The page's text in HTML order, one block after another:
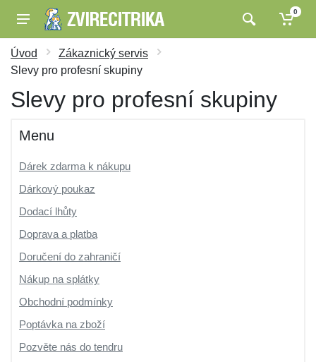
0
Úvod
Zákaznický servis
Slevy pro profesní skupiny
Slevy pro profesní skupiny
Menu
Dárek zdarma k nákupu
Dárkový poukaz
Dodací lhůty
Doprava a platba
Doručení do zahraničí
Nákup na splátky
Obchodní podmínky
Poptávka na zboží
Pozvěte nás do tendru